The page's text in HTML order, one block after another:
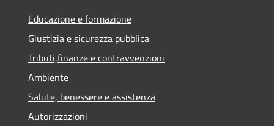
Educazione e formazione
Giustizia e sicurezza pubblica
Tributi,finanze e contravvenzioni
Ambiente
Salute, benessere e assistenza
Autorizzazioni